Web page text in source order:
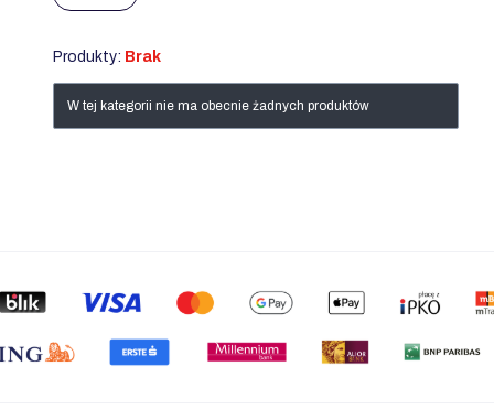
Produkty: Brak
Lista produktów
W tej kategorii nie ma obecnie żadnych produktów